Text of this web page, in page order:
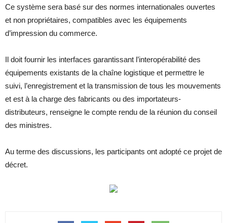
Ce système sera basé sur des normes internationales ouvertes
et non propriétaires, compatibles avec les équipements
d’impression du commerce.
Il doit fournir les interfaces garantissant l’interopérabilité des
équipements existants de la chaîne logistique et permettre le
suivi, l’enregistrement et la transmission de tous les mouvements
et est à la charge des fabricants ou des importateurs-
distributeurs, renseigne le compte rendu de la réunion du conseil
des ministres.
Au terme des discussions, les participants ont adopté ce projet de
décret.